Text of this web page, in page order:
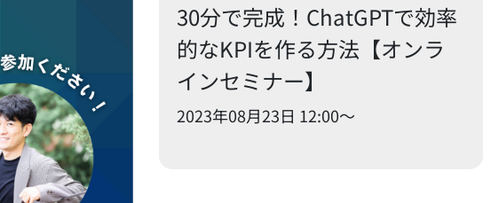
30分で完成！ChatGPTで効率
的なKPIを作る方法【オンラ
インセミナー】
2023年08月23日 12:00〜